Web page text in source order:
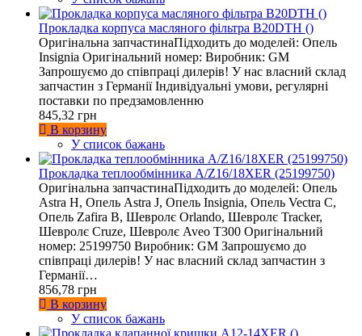
Прокладка корпуса масляного фільтра B20DTH ()
Оригінальна запчастинаПідходить до моделей: Опель
Insignia Оригінальний номер: Виробник: GM
Запрошуємо до співпраці дилерів! У нас власний склад
запчастин з Германії Індивідуальні умови, регулярні
поставки по предзамовленню
845,32 грн
В корзину
У список бажань
Прокладка теплообмінника A/Z16/18XER (25199750)
Оригінальна запчастинаПідходить до моделей: Опель
Astra H, Опель Astra J, Опель Insignia, Опель Vectra C,
Опель Zafira B, Шевролє Orlando, Шевролє Tracker,
Шевролє Cruze, Шевролє Aveo T300 Оригінальний
номер: 25199750 Виробник: GM Запрошуємо до
співпраці дилерів! У нас власний склад запчастин з
Германії…
856,78 грн
В корзину
У список бажань